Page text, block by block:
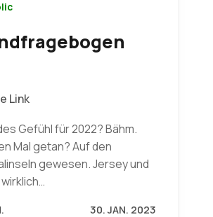
Link
Gefühl für 2022? Bähm.
Mal getan? Auf den
gewesen. Jersey und
30. JAN. 2023